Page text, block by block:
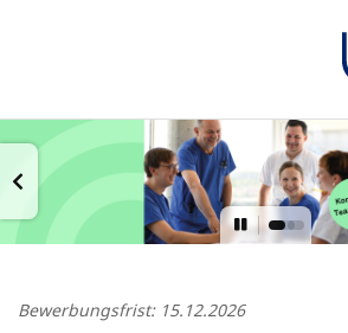
Bewerbungsfrist: 15.12.2026